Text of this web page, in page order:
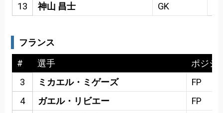
13
神山 昌士 GK
フランス
#
選手
ポジシ
3
ミカエル・ミゲーズ
FP
4
ガエル・リビエー
FP